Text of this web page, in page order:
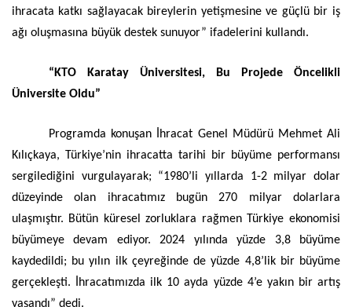
ihracata katkı sağlayacak bireylerin yetişmesine ve güçlü bir iş
ağı oluşmasına büyük destek sunuyor” ifadelerini kullandı.
“KTO Karatay Üniversitesi, Bu Projede Öncelikli
Üniversite Oldu”
Programda konuşan İhracat Genel Müdürü Mehmet Ali
Kılıçkaya, Türkiye’nin ihracatta tarihi bir büyüme performansı
sergilediğini vurgulayarak; “1980’li yıllarda 1-2 milyar dolar
düzeyinde olan ihracatımız bugün 270 milyar dolarlara
ulaşmıştır. Bütün küresel zorluklara rağmen Türkiye ekonomisi
büyümeye devam ediyor. 2024 yılında yüzde 3,8 büyüme
kaydedildi; bu yılın ilk çeyreğinde de yüzde 4,8’lik bir büyüme
gerçekleşti. İhracatımızda ilk 10 ayda yüzde 4’e yakın bir artış
yaşandı” dedi.